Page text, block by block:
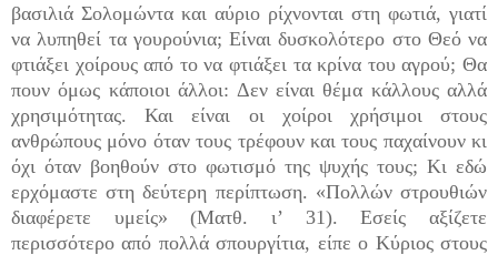
βασιλιά Σολομώντα και αύριο ρίχνονται στη φωτιά, γιατί
να λυπηθεί τα γουρούνια; Είναι δυσκολότερο στο Θεό να
φτιάξει χοίρους από το να φτιάξει τα κρίνα του αγρού; Θα
πουν όμως κάποιοι άλλοι: Δεν είναι θέμα κάλλους αλλά
χρησιμότητας. Και είναι οι χοίροι χρήσιμοι στους
ανθρώπους μόνο όταν τους τρέφουν και τους παχαίνουν κι
όχι όταν βοηθούν στο φωτισμό της ψυχής τους; Κι εδώ
ερχόμαστε στη δεύτερη περίπτωση. «Πολλών στρουθιών
διαφέρετε υμείς» (Ματθ. ι’ 31). Εσείς αξίζετε
περισσότερο από πολλά σπουργίτια, είπε ο Κύριος στους